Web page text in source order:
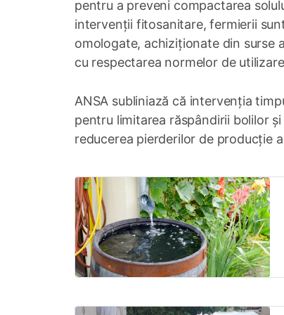
pentru a preveni compactarea
intervenții fitosanitare, fermierii
omologate, achiziționate din surse
cu respectarea normelor de
ANSA subliniază că intervenția
pentru limitarea răspândirii bolilor
reducerea pierderilor de producție